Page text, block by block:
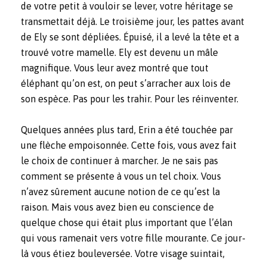
de votre petit à vouloir se lever, votre héritage se
transmettait déjà. Le troisième jour, les pattes avant
de Ely se sont dépliées. Épuisé, il a levé la tête et a
trouvé votre mamelle. Ely est devenu un mâle
magnifique. Vous leur avez montré que tout
éléphant qu’on est, on peut s’arracher aux lois de
son espèce. Pas pour les trahir. Pour les réinventer.
Quelques années plus tard, Erin a été touchée par
une flèche empoisonnée. Cette fois, vous avez fait
le choix de continuer à marcher. Je ne sais pas
comment se présente à vous un tel choix. Vous
n’avez sûrement aucune notion de ce qu’est la
raison. Mais vous avez bien eu conscience de
quelque chose qui était plus important que l’élan
qui vous ramenait vers votre fille mourante. Ce jour-
là vous étiez bouleversée. Votre visage suintait,